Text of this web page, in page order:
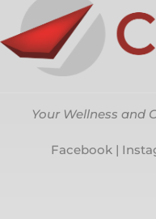
Your Wellness and
Facebook |